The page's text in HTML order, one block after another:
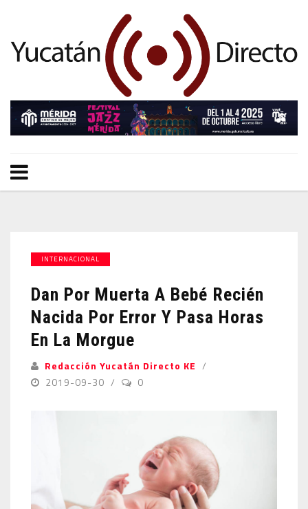
INTERNACIONAL
Dan Por Muerta A Bebé Recién
Nacida Por Error Y Pasa Horas
En La Morgue
Redacción Yucatán Directo KE
2019-09-30
0